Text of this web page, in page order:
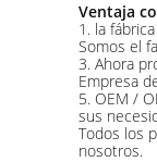
Ventaja
1. la
Somos el
3. Ahora
Empresa
5. OEM /
sus
Todos los
nosotros.